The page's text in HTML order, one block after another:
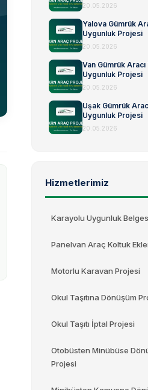
20.05.2026
Yalova Gümrük
Uygunluk Projesi
20.05.2026
Van Gümrük
Uygunluk Projesi
20.05.2026
Uşak Gümrük
Uygunluk Projesi
20.05.2026
Hizmetlerimiz
Karayolu Uygunluk
Panelvan Araç Koltuk
Motorlu Karavan Projesi
Okul Taşıtına Dönüşüm
Okul Taşıtı İptal Projesi
Otobüsten Minübüse
Projesi